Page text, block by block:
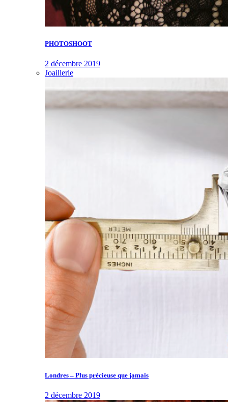
PHOTOSHOOT
2 décembre 2019
Joaillerie
Londres – Plus précieuse que jamais
2 décembre 2019